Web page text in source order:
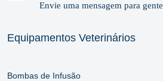
Envie uma mensagem para gente
Equipamentos Veterinários
Bombas de Infusão